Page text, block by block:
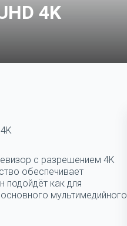
4K
с разрешением 4K
обеспечивает
подойдёт как для
мультимедийного